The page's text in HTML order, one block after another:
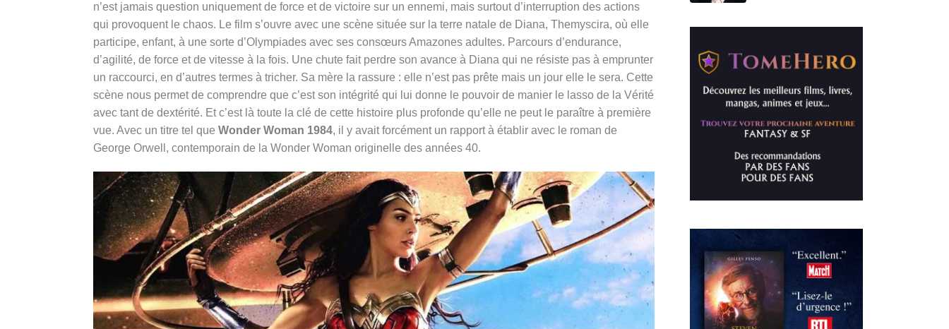
n’est jamais question uniquement de force et de victoire sur un ennemi, mais surtout d’interruption des actions
qui provoquent le chaos. Le film s’ouvre avec une scène située sur la terre natale de Diana, Themyscira, où elle
participe, enfant, à une sorte d’Olympiades avec ses consœurs Amazones adultes. Parcours d’endurance,
d’agilité, de force et de vitesse à la fois. Une chute fait perdre son avance à Diana qui ne résiste pas à emprunter
un raccourci, en d’autres termes à tricher. Sa mère la rassure : elle n’est pas prête mais un jour elle le sera. Cette
scène nous permet de comprendre que c’est son intégrité qui lui donne le pouvoir de manier le lasso de la Vérité
avec tant de dextérité. Et c’est là toute la clé de cette histoire plus profonde qu’elle ne peut le paraître à première
vue. Avec un titre tel que Wonder Woman 1984, il y avait forcément un rapport à établir avec le roman de
George Orwell, contemporain de la Wonder Woman originelle des années 40.